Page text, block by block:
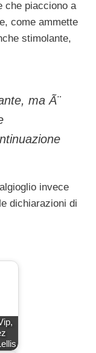
che piacciono a
come ammette
stimolante,
ma Ã¨
invece
dichiarazioni di